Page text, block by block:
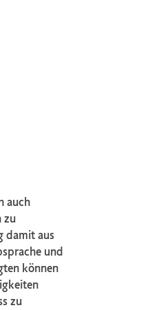
auch
zu
damit aus
und
können
zu